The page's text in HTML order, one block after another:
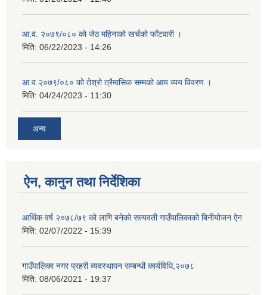
आ.व. २०७९/०८० को जेठ महिनाको खर्चको फाँटवारी ।
मिति: 06/22/2023 - 14:26
आ.व.२०७९/०८० को तेश्रो त्रैमासिक सम्मको आय व्यय विवरण ।
मिति: 04/24/2023 - 11:30
अन्य
ऐन, कानुन तथा निर्देशिका
आर्थिक वर्ष २०७८/७९ को लागि बनेको सत्यवती गाउँपालिकाको बिनीयोजन ऐन
मिति: 02/07/2022 - 15:39
गाउँपालिका नगर प्रहरी व्यवस्थापन सम्बन्धी कार्यविधि,२०७८
मिति: 08/06/2021 - 19:37